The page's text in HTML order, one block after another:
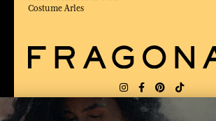
Costume Arles